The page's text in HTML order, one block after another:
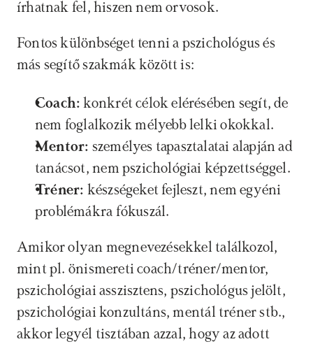
írhatnak fel, hiszen nem orvosok.
Fontos különbséget tenni a pszichológus és
más segítő szakmák között is:
Coach: konkrét célok elérésében segít, de
nem foglalkozik mélyebb lelki okokkal.
Mentor: személyes tapasztalatai alapján ad
tanácsot, nem pszichológiai képzettséggel.
Tréner: készségeket fejleszt, nem egyéni
problémákra fókuszál.
Amikor olyan megnevezésekkel találkozol,
mint pl. önismereti coach/tréner/mentor,
pszichológiai asszisztens, pszichológus jelölt,
pszichológiai konzultáns, mentál tréner stb.,
akkor legyél tisztában azzal, hogy az adott